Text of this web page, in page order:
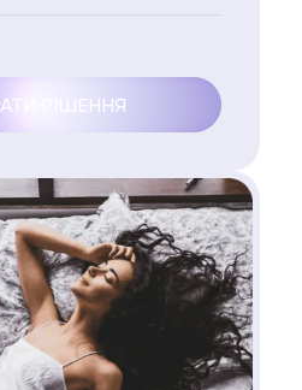
РІШЕННЯ